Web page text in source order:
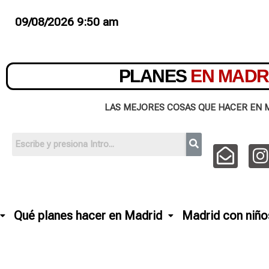
09/08/2026 9:50 am
PLANES EN
LAS MEJORES COSAS QUE HACER EN
Qué planes hacer en Madrid Madrid con